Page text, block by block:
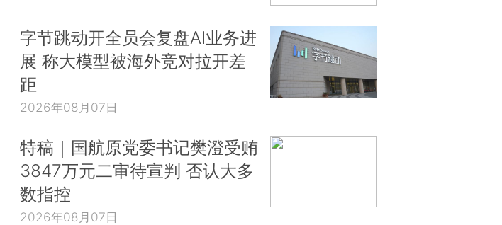
字节跳动开全员会复盘AI业务进
展 称大模型被海外竞对拉开差
距
2026年08月07日
特稿｜国航原党委书记樊澄受贿
3847万元二审待宣判 否认大多
数指控
2026年08月07日